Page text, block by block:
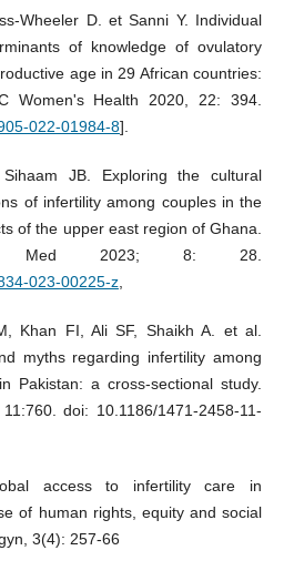
Wheeler D. et Sanni Y. Individual
of knowledge of ovulatory
age in 29 African countries:
Women's Health 2020, 22: 394.
022-01984-8].
JB. Exploring the cultural
of infertility among couples in the
of the upper east region of Ghana.
Med 2023; 8: 28.
023-00225-z,
Khan FI, Ali SF, Shaikh A. et al.
myths regarding infertility among
Pakistan: a cross-sectional study.
doi: 10.1186/1471-2458-11-
access to infertility care in
of human rights, equity and social
3(4): 257-66